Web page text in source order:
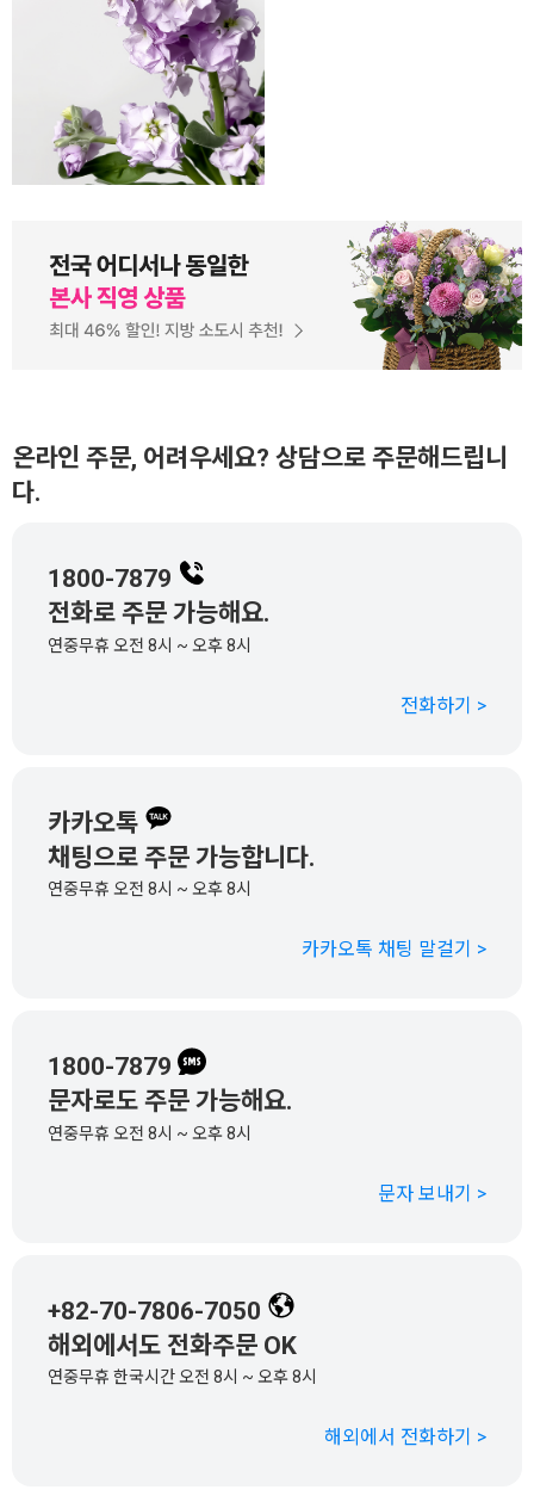
성 때문에 꽃의 형태가 일정하
지 않고, 말려져 있거나 쭈글거
리며 자유로운 형태가 있는 꽃
입니다. 스토크는 말라서 시들
거나 지저분한 꽃이 아니니 오
해하지 말아주세요.
온라인 주문, 어려우세요? 상담으로 주문해드립니
다.
1800-7879
전화로 주문 가능해요.
연중무휴 오전 8시 ~ 오후 8시
전화하기 >
카카오톡
채팅으로 주문 가능합니다.
연중무휴 오전 8시 ~ 오후 8시
카카오톡 채팅 말걸기 >
1800-7879
문자로도 주문 가능해요.
연중무휴 오전 8시 ~ 오후 8시
문자 보내기 >
+82-70-7806-7050
해외에서도 전화주문 OK
연중무휴 한국시간 오전 8시 ~ 오후 8시
해외에서 전화하기 >